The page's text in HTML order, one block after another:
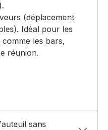
(déplacement
Idéal pour les
comme les bars,
réunion.
sans